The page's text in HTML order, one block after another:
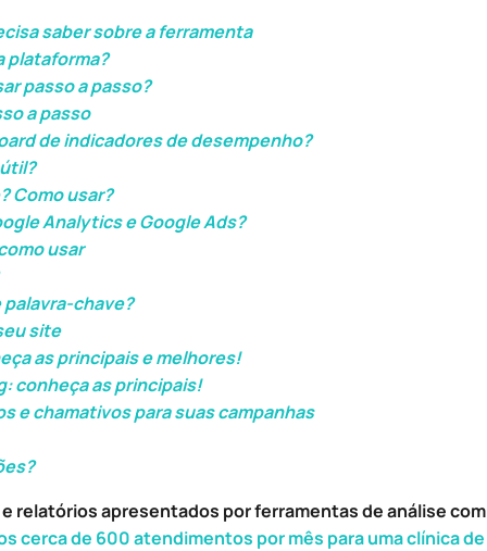
saber sobre a ferramenta
plataforma?
passo a passo?
a passo
de indicadores de desempenho?
Como usar?
Analytics e Google Ads?
usar
palavra-chave?
site
as principais e melhores!
conheça as principais!
e chamativos para suas campanhas
relatórios apresentados por ferramentas de análise com
cerca de 600 atendimentos por mês para uma clínica de